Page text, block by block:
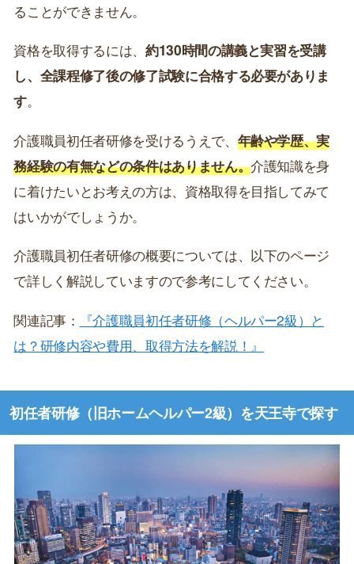
ることができません。
資格を取得するには、 約130時間の講義と実習を受講
し、全課程修了後の修了試験に合格する必要がありま
す。
介護職員初任者研修を受けるうえで、 年齢や学歴、実
務経験の有無などの条件はありません。介護知識を身
に着けたいとお考えの方は、資格取得を目指してみて
はいかがでしょうか。
介護職員初任者研修の概要については、以下のページ
で詳しく解説していますので参考にしてください。
関連記事：
『介護職員初任者研修（ヘルパー2級）と
は？研修内容や費用、取得方法を解説！』
初任者研修（旧ホームヘルパー2級）を天王寺で探す